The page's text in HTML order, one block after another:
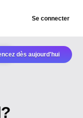
Se connecter
dès aujourd'hui